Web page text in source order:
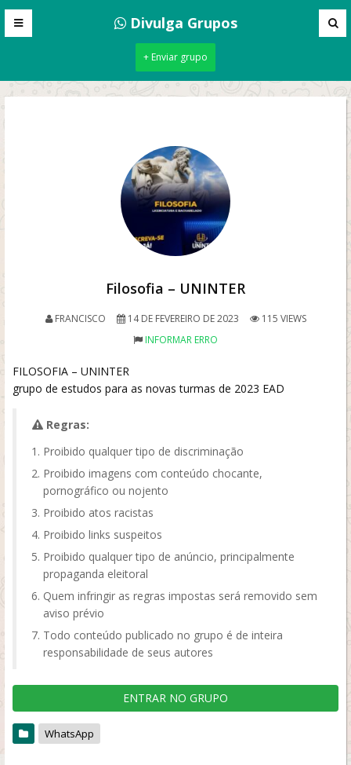
Divulga Grupos
+ Enviar grupo
Filosofia – UNINTER
FRANCISCO 14 DE FEVEREIRO DE 2023
115 VIEWS
INFORMAR ERRO
FILOSOFIA – UNINTER
grupo de estudos para as novas turmas de 2023 EAD
Regras:
Proibido qualquer tipo de discriminação
Proibido imagens com conteúdo chocante,
pornográfico ou nojento
Proibido atos racistas
Proibido links suspeitos
Proibido qualquer tipo de anúncio, principalmente
propaganda eleitoral
Quem infringir as regras impostas será removido sem
aviso prévio
Todo conteúdo publicado no grupo é de inteira
responsabilidade de seus autores
ENTRAR NO GRUPO
WhatsApp